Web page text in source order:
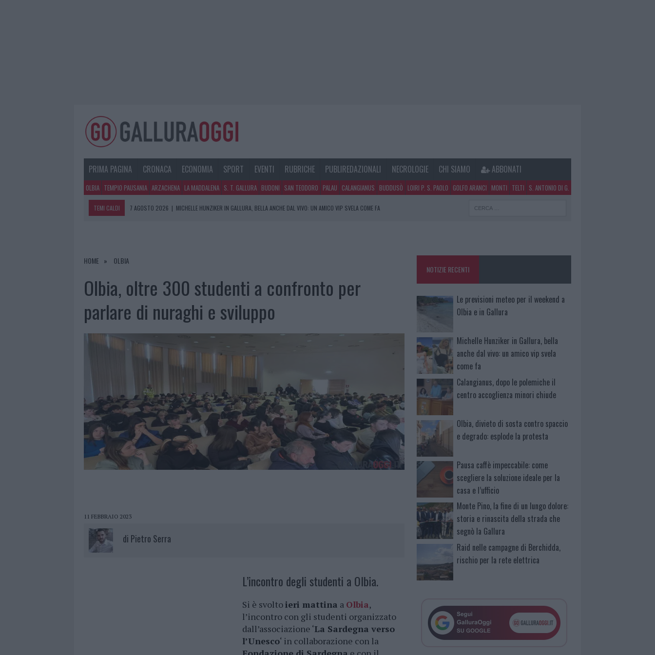
PRIMA PAGINA CRONACA ECONOMIA SPORT EVENTI RUBRICHE PUBLIREDAZIONALI NECROLOGIE CHI SIAMO ABBONATI
OLBIA TEMPIO PAUSANIA ARZACHENA LA MADDALENA S. T. GALLURA BUDONI SAN TEODORO PALAU CALANGIANUS BUDDUSÒ LOIRI P. S. PAOLO GOLFO ARANCI MONTI TELTI S. ANTONIO DI G.
TEMI CALDI 7 AGOSTO 2026 | MICHELLE HUNZIKER IN GALLURA, BELLA ANCHE DAL VIVO: UN AMICO VIP SVELA COME FA
7 AGOSTO 2026
HOME OLBIA
Olbia, oltre 300 studenti a confronto per
parlare di nuraghi e sviluppo
11 FEBBRAIO 2023
di Pietro Serra
L’incontro degli studenti a Olbia.
Si è svoltoieri mattina a Olbia,
l’incontro con gli studenti organizzato
dall’associazione ‘La Sardegna verso
l’Unesco‘ in collaborazione con la
NOTIZIE RECENTI
Le previsioni meteo per il weekend a
Olbia e in Gallura
Michelle Hunziker in Gallura, bella
anche dal vivo: un amico vip svela
come fa
Calangianus, dopo le polemiche il
centro accoglienza minori chiude
Olbia, divieto di sosta contro spaccio
e degrado: esplode la protesta
Pausa caffè impeccabile: come
scegliere la soluzione ideale per la
casa e l’ufficio
Monte Pino, la fine di un lungo dolore:
storia e rinascita della strada che
segnò la Gallura
Raid nelle campagne di Berchidda,
rischio per la rete elettrica